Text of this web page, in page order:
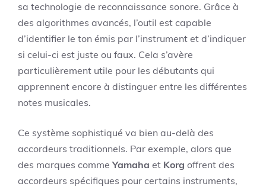
sa technologie de reconnaissance sonore. Grâce à
des algorithmes avancés, l’outil est capable
d’identifier le ton émis par l’instrument et d’indiquer
si celui-ci est juste ou faux. Cela s’avère
particulièrement utile pour les débutants qui
apprennent encore à distinguer entre les différentes
notes musicales.
Ce système sophistiqué va bien au-delà des
accordeurs traditionnels. Par exemple, alors que
des marques commeYamaha et Korg offrent des
accordeurs spécifiques pour certains instruments,